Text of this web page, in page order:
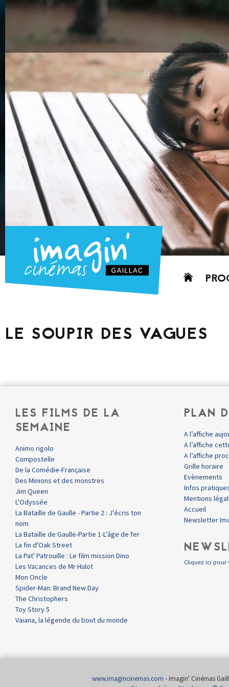
Aller
LE SOUPIR DES VAGUES
LES FILMS DE LA
SEMAINE
Animo rigolo
Compostelle
De la Comédie-Française
Des Minions et des monstres
Jim Queen
L'Odyssée
La Bataille de Gaulle - Partie 2 : J'écris ton
nom
La Bataille de Gaulle-Partie 1-L'âge de fer
La fin d'Oak Street
La Pat' Patrouille : Le film mission Dino
Les Vacances de Mr Hulot
Mon Oncle
Spider-Man: Brand New Day
The Christophers
Toy Story 5
Vaiana, la légende du bout du monde
PLAN
A l’affiche
A l’affiche
A l’affiche
Grille horaire
Evènements
Infos
Mentions
Accueil
Newsletter
Cliquez ici pour
www.imagincinemas.com - Imagin' Cinémas